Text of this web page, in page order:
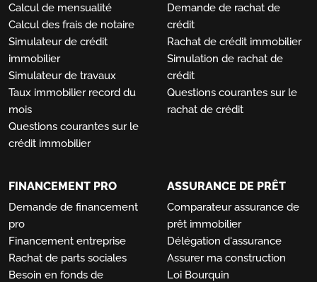
Calcul de mensualité
Calcul des frais de notaire
Simulateur de crédit
immobilier
Simulateur de travaux
Taux immobilier record du
mois
Questions courantes sur le
crédit immobilier
Demande de rachat de
crédit
Rachat de crédit immobilier
Simulation de rachat de
crédit
Questions courantes sur le
rachat de crédit
FINANCEMENT PRO
Demande de financement
pro
Financement entreprise
Rachat de parts sociales
Besoin en fonds de
ASSURANCE DE PRÊT
Comparateur assurance de
prêt immobilier
Délégation d'assurance
Assurer ma construction
Loi Bourquin